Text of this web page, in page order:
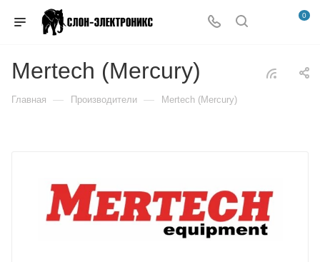
0
Mertech (Mercury)
Главная — Производители — Mertech (Mercury)